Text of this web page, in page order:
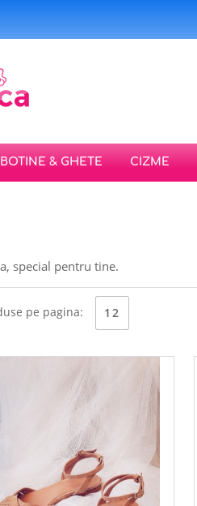
BOTINE & GHETE CIZME
special pentru tine.
pe pagina: 12